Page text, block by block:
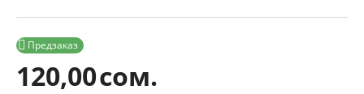
 Предзаказ
120,00сом.